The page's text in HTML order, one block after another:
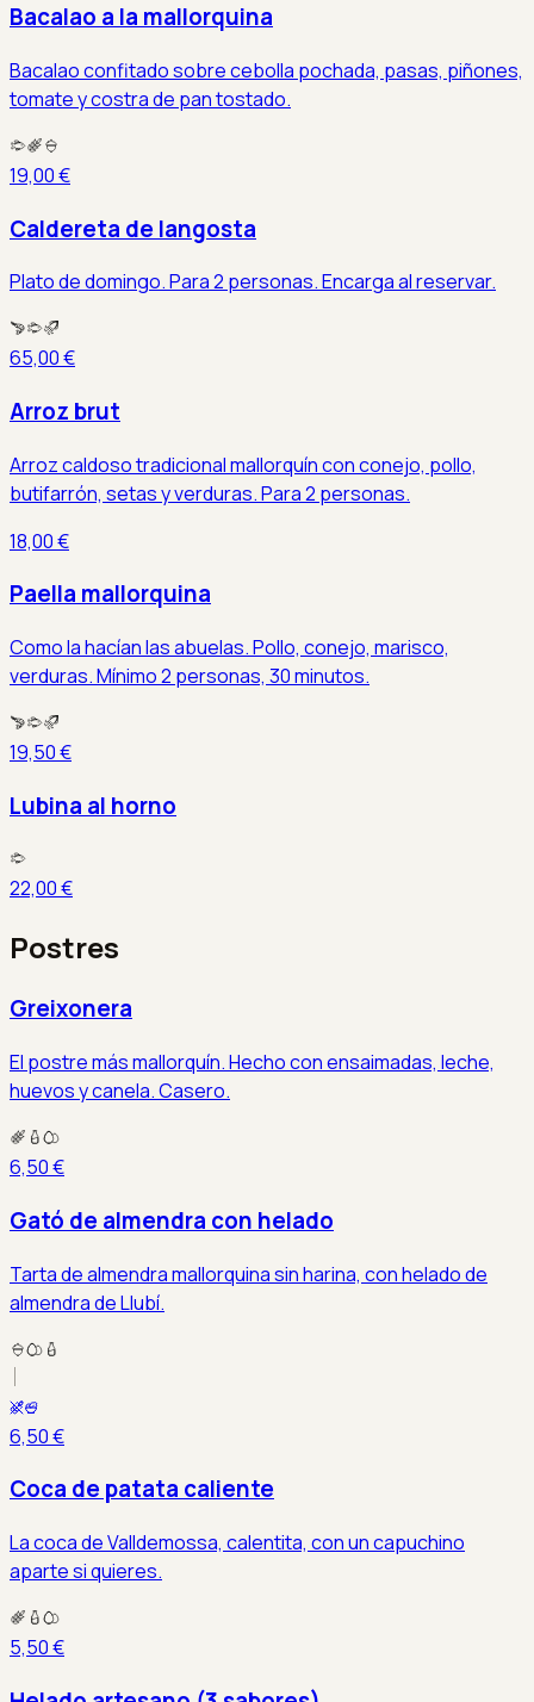
Bacalao a la mallorquina
Bacalao confitado sobre cebolla pochada, pasas, piñones,
tomate y costra de pan tostado.
19,00 €
Caldereta de langosta
Plato de domingo. Para 2 personas. Encarga al reservar.
65,00 €
Arroz brut
Arroz caldoso tradicional mallorquín con conejo, pollo,
butifarrón, setas y verduras. Para 2 personas.
18,00 €
Paella mallorquina
Como la hacían las abuelas. Pollo, conejo, marisco,
verduras. Mínimo 2 personas, 30 minutos.
19,50 €
Lubina al horno
22,00 €
Postres
Greixonera
El postre más mallorquín. Hecho con ensaimadas, leche,
huevos y canela. Casero.
6,50 €
Gató de almendra con helado
Tarta de almendra mallorquina sin harina, con helado de
almendra de Llubí.
6,50 €
Coca de patata caliente
La coca de Valldemossa, calentita, con un capuchino
aparte si quieres.
5,50 €